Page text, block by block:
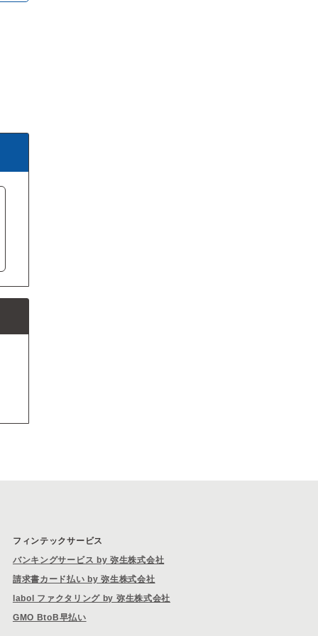
フィンテックサービス
バンキングサービス by 弥生株式会社
請求書カード払い by 弥生株式会社
labol ファクタリング by 弥生株式会社
GMO BtoB早払い